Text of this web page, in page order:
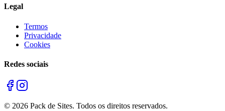
Legal
Termos
Privacidade
Cookies
Redes sociais
© 2026 Pack de Sites. Todos os direitos reservados.